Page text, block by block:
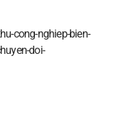
cong-nghiep-bien-
doi-